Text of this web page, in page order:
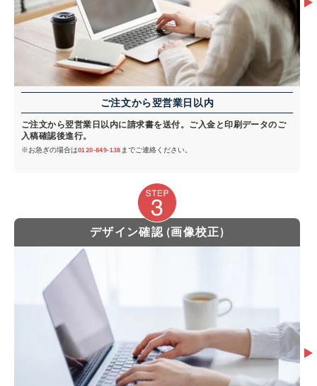
ご注文から翌営業日以内
ご注文から翌営業日以内に請求書を送付。ご入金と印刷データのご
入稿確認後進行。
※お急ぎの場合は0120-849-138 までご連絡ください。
デザイン確認 (画像校正)